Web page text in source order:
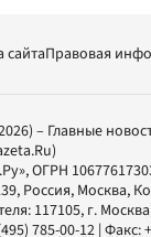
сайтаПравовая
– Главные
, ОГРН
Россия, Москва,
117105, г. Москва
785-00-12| Факс: